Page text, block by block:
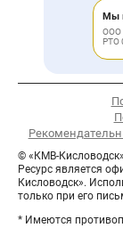
Мы
ООО
РТО
© «КМВ-
Ресурс является
Кисловодск».
только при его
* Имеются